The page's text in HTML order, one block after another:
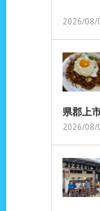
2026/08/
県郡上
2026/08/